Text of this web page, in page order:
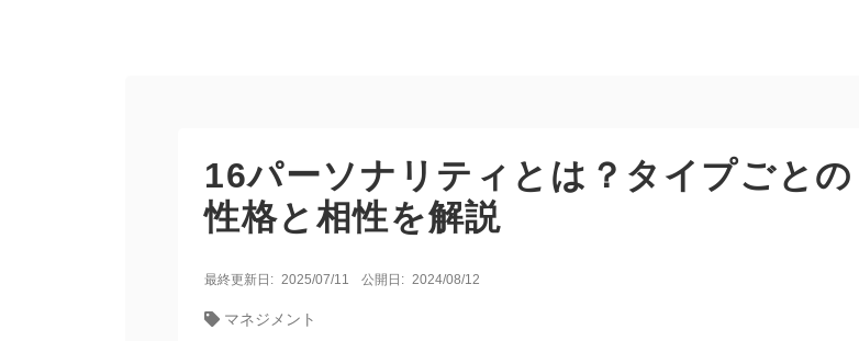
16パーソナリティとは？タイプごとの
性格と相性を解説
最終更新日: 2025/07/11 公開日: 2024/08/12
マネジメント